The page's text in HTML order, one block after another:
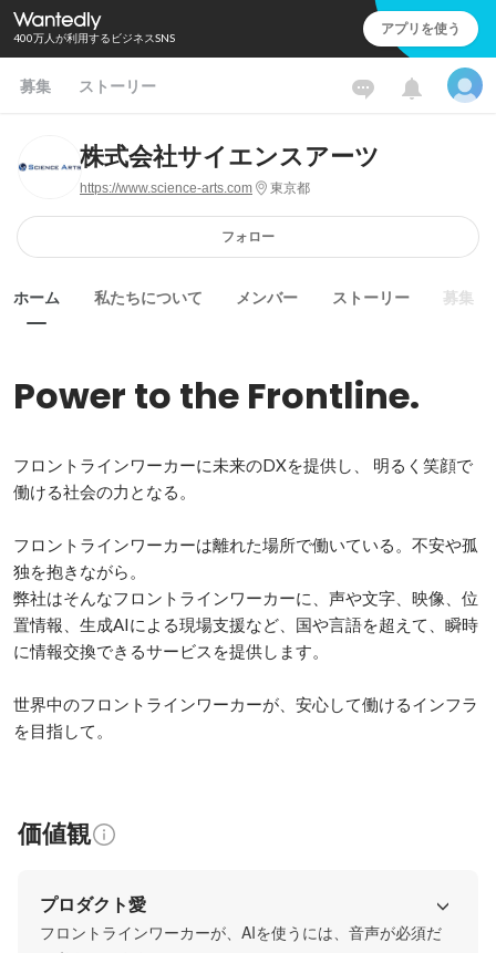
400万人が利用するビジネスSNS アプリを使う
募集 ストーリー
株式会社サイエンスアーツ
https://www.science-arts.com 東京都
フォロー
ホーム 私たちについて メンバー ストーリー 募集
Power to the Frontline.
フロントラインワーカーに未来のDXを提供し、 明るく笑顔で
働ける社会の力となる。
フロントラインワーカーは離れた場所で働いている。不安や孤
独を抱きながら。
弊社はそんなフロントラインワーカーに、声や文字、映像、位
置情報、生成AIによる現場支援など、国や言語を超えて、瞬時
に情報交換できるサービスを提供します。
世界中のフロントラインワーカーが、安心して働けるインフラ
を目指して。
価値観
プロダクト愛
フロントラインワーカーが、AIを使うには、音声が必須だ